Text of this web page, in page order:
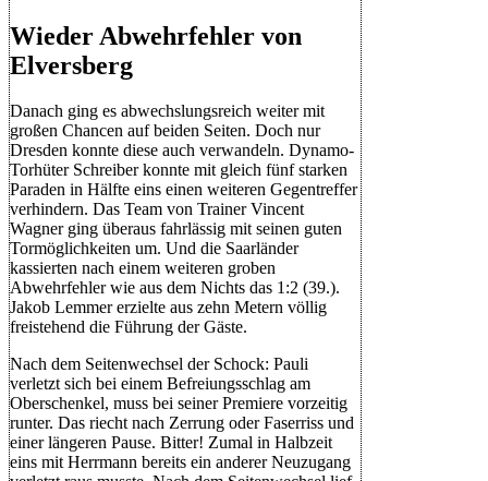
Wieder Abwehrfehler von
Elversberg
Danach ging es abwechslungsreich weiter mit
großen Chancen auf beiden Seiten. Doch nur
Dresden konnte diese auch verwandeln. Dynamo-
Torhüter Schreiber konnte mit gleich fünf starken
Paraden in Hälfte eins einen weiteren Gegentreffer
verhindern. Das Team von Trainer Vincent
Wagner ging überaus fahrlässig mit seinen guten
Tormöglichkeiten um. Und die Saarländer
kassierten nach einem weiteren groben
Abwehrfehler wie aus dem Nichts das 1:2 (39.).
Jakob Lemmer erzielte aus zehn Metern völlig
freistehend die Führung der Gäste.
Nach dem Seitenwechsel der Schock: Pauli
verletzt sich bei einem Befreiungsschlag am
Oberschenkel, muss bei seiner Premiere vorzeitig
runter. Das riecht nach Zerrung oder Faserriss und
einer längeren Pause. Bitter! Zumal in Halbzeit
eins mit Herrmann bereits ein anderer Neuzugang